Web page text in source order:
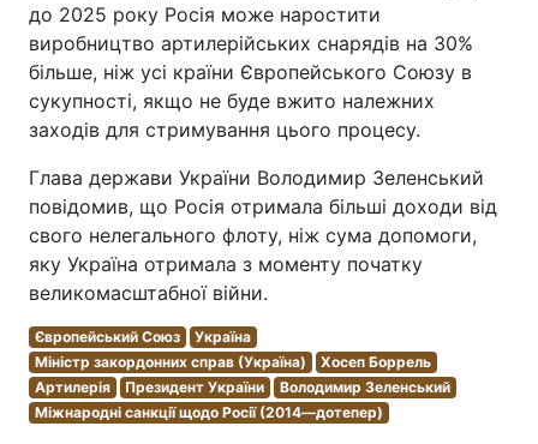
до 2025 року Росія може наростити
виробництво артилерійських снарядів на 30%
більше, ніж усі країни Європейського Союзу в
сукупності, якщо не буде вжито належних
заходів для стримування цього процесу.
Глава держави України Володимир Зеленський
повідомив, що Росія отримала більші доходи від
свого нелегального флоту, ніж сума допомоги,
яку Україна отримала з моменту початку
великомасштабної війни.
Європейський Союз
Україна
Міністр закордонних справ (Україна)
Хосеп Боррель
Артилерія
Президент України
Володимир Зеленський
Міжнародні санкції щодо Росії (2014—дотепер)